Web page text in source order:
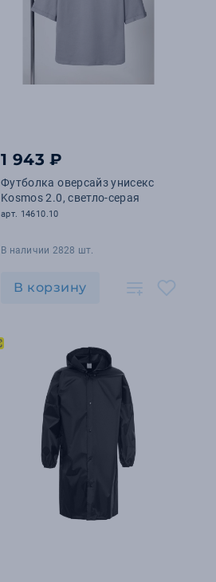
1 943 ₽
Футболка оверсайз унисекс
Kosmos 2.0, светло-серая
арт. 14610.10
В наличии 2828 шт.
В корзину